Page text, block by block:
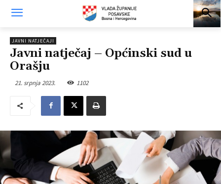
JAVNI NATJEČAJI
Javni natječaj – Općinski sud u
Orašju
21. srpnja 2023. 1102